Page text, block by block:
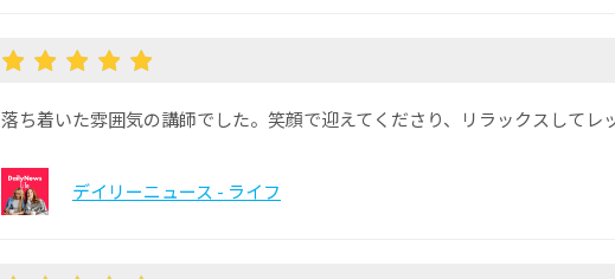
落ち着いた雰囲気の講師でした。笑顔で迎えてくださり、リラックスしてレ
デイリーニュース - ライフ